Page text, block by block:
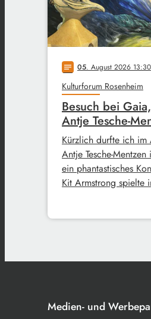
notes 05. August 2026 13:30
Kulturforum Rosenheim
Besuch bei
Antje Tesche-
Kürzlich durfte ich im
Antje Tesche-
ein phantastisches
Kit Armstrong spielte
Medien- und